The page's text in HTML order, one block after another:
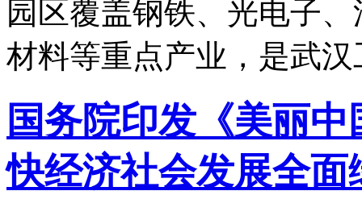
园区覆盖钢铁、光电子
材料等重点产业，是武汉
国务院印发《美丽
快经济社会发展全面